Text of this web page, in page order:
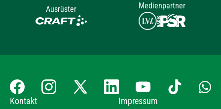
Ausrüster Medienpartner
Kontakt Impressum